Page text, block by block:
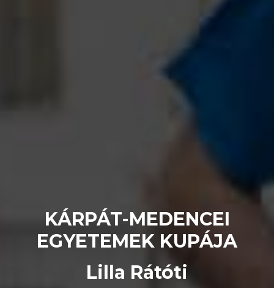
KÁRPÁT-MEDENCEI
EGYETEMEK KUPÁJA
Lilla Rátóti